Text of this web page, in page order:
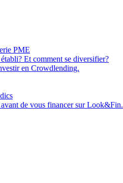
PME
Et comment se diversifier?
en Crowdlending.
de vous financer sur Look&Fin.